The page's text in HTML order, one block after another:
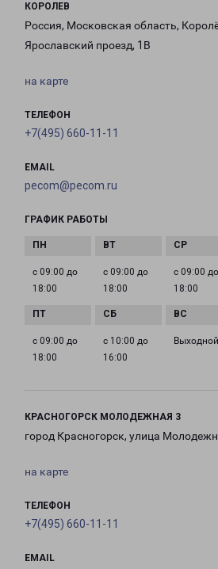
КОРОЛЕВ
Россия, Московская область,
Ярославский проезд, 1В
на карте
ТЕЛЕФОН
+7(495) 660-11-11
EMAIL
pecom@pecom.ru
ГРАФИК РАБОТЫ
с 09:00 до
18:00
с 09:00 до
18:00
с 09:00 до
18:00
с 09:00 до
18:00
с 10:00 до
16:00
Выходной
КРАСНОГОРСК МОЛОДЕЖНАЯ 3
город Красногорск, улица
на карте
ТЕЛЕФОН
+7(495) 660-11-11
EMAIL